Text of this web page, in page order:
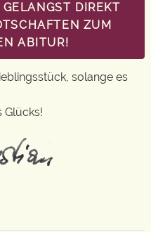
DIREKT
ZUM
ABITUR!
solange es
Glücks!